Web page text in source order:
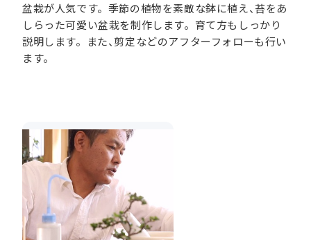
盆栽が人気です。季節の植物を素敵な鉢に植え、苔をあ
しらった可愛い盆栽を制作します。育て方もしっかり
説明します。また、剪定などのアフターフォローも行い
ます。